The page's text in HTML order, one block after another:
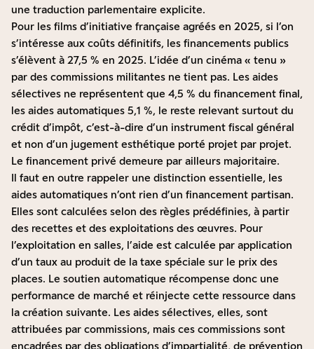
une traduction parlementaire explicite.
Pour les films d’initiative française agréés en 2025, si l’on
s’intéresse aux coûts définitifs, les financements publics
s’élèvent à 27,5 % en 2025. L’idée d’un cinéma « tenu »
par des commissions militantes ne tient pas. Les aides
sélectives ne représentent que 4,5 % du financement final,
les aides automatiques 5,1 %, le reste relevant surtout du
crédit d’impôt, c’est-à-dire d’un instrument fiscal général
et non d’un jugement esthétique porté projet par projet.
Le financement privé demeure par ailleurs majoritaire.
Il faut en outre rappeler une distinction essentielle, les
aides automatiques n’ont rien d’un financement partisan.
Elles sont calculées selon des règles prédéfinies, à partir
des recettes et des exploitations des œuvres. Pour
l’exploitation en salles, l’aide est calculée par application
d’un taux au produit de la taxe spéciale sur le prix des
places. Le soutien automatique récompense donc une
performance de marché et réinjecte cette ressource dans
la création suivante. Les aides sélectives, elles, sont
attribuées par commissions, mais ces commissions sont
encadrées par des obligations d’impartialité, de prévention